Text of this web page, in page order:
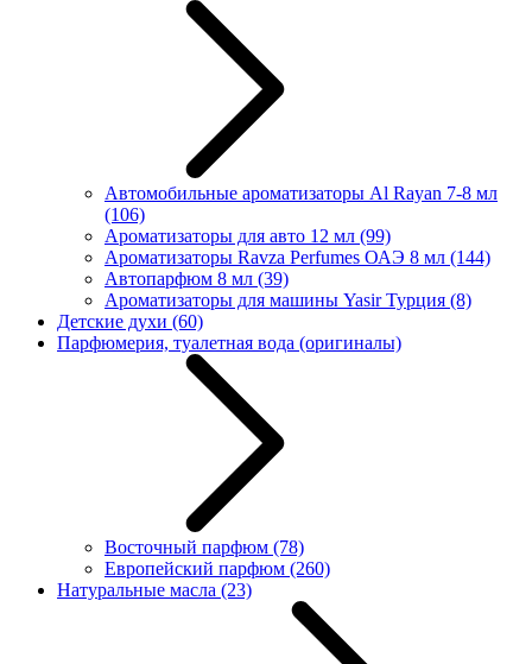
Автомобильные ароматизаторы Al Rayan 7-8 мл
(106)
Ароматизаторы для авто 12 мл (99)
Ароматизаторы Ravza Perfumes ОАЭ 8 мл (144)
Автопарфюм 8 мл (39)
Ароматизаторы для машины Yasir Турция (8)
Детские духи (60)
Парфюмерия, туалетная вода (оригиналы)
Восточный парфюм (78)
Европейский парфюм (260)
Натуральные масла (23)